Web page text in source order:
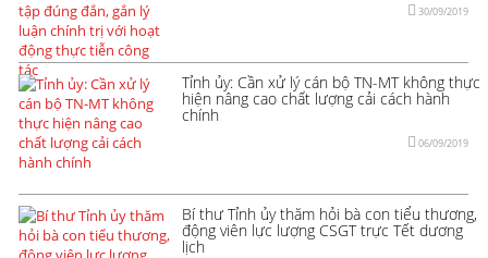
30/09/2019
Tỉnh ủy: Cần xử lý cán bộ TN-MT không thực
hiện nâng cao chất lượng cải cách hành
chính
06/09/2019
Bí thư Tỉnh ủy thăm hỏi bà con tiểu thương,
động viên lực lượng CSGT trực Tết dương
lịch